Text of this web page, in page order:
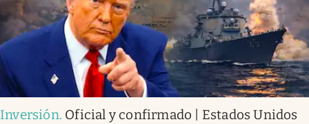
USA
Inversión. Oficial y confirmado | Estados Unidos